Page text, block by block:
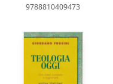
9788810409473